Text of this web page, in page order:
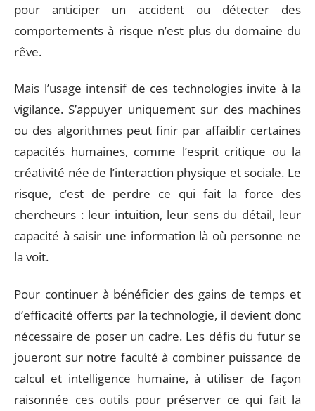
pour anticiper un accident ou détecter des
comportements à risque n’est plus du domaine du
rêve.
Mais l’usage intensif de ces technologies invite à la
vigilance. S’appuyer uniquement sur des machines
ou des algorithmes peut finir par affaiblir certaines
capacités humaines, comme l’esprit critique ou la
créativité née de l’interaction physique et sociale. Le
risque, c’est de perdre ce qui fait la force des
chercheurs : leur intuition, leur sens du détail, leur
capacité à saisir une information là où personne ne
la voit.
Pour continuer à bénéficier des gains de temps et
d’efficacité offerts par la technologie, il devient donc
nécessaire de poser un cadre. Les défis du futur se
joueront sur notre faculté à combiner puissance de
calcul et intelligence humaine, à utiliser de façon
raisonnée ces outils pour préserver ce qui fait la